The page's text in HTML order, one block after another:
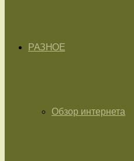
РАЗНОЕ
Обзор интернета